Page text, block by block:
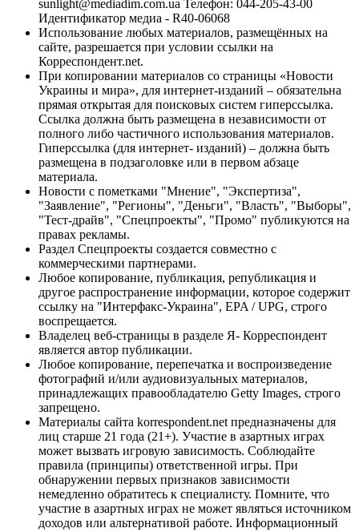
sunlight@mediadim.com.ua Телефон: 044-205-43-00
Идентификатор медиа - R40-06068
Использование любых материалов, размещённых на
сайте, разрешается при условии ссылки на
Корреспондент.net.
При копировании материалов со страницы «Новости
Украины и мира», для интернет-изданий – обязательна
прямая открытая для поисковых систем гиперссылка.
Ссылка должна быть размещена в независимости от
полного либо частичного использования материалов.
Гиперссылка (для интернет- изданий) – должна быть
размещена в подзаголовке или в первом абзаце
материала.
Новости с пометками "Мнение", "Экспертиза",
"Заявление", "Регионы", "Деньги", "Власть", "Выборы",
"Тест-драйв", "Спецпроекты", "Промо" публикуются на
правах рекламы.
Раздел Спецпроекты создается совместно с
коммерческими партнерами.
Любое копирование, публикация, републикация и
другое распространение информации, которое содержит
ссылку на "Интерфакс-Украина", EPA / UPG, строго
воспрещается.
Владелец веб-страницы в разделе Я- Корреспондент
является автор публикации.
Любое копирование, перепечатка и воспроизведение
фотографий и/или аудиовизуальных материалов,
принадлежащих правообладателю Getty Images, строго
запрещено.
Материалы сайта korrespondent.net предназначены для
лиц старше 21 года (21+). Участие в азартных играх
может вызвать игровую зависимость. Соблюдайте
правила (принципы) ответственной игры. При
обнаружении первых признаков зависимости
немедленно обратитесь к специалисту. Помните, что
участие в азартных играх не может являться источником
доходов или альтернативой работе. Информационный